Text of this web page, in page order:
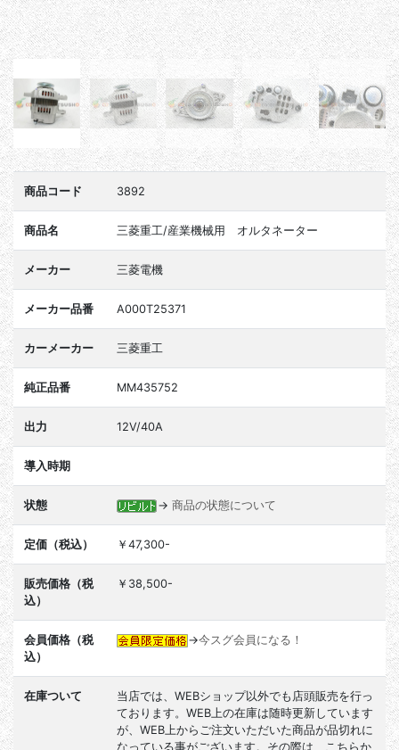
商品コード 3892
商品名 三菱重工/産業機械用 オルタネーター
メーカー 三菱電機
メーカー品番 A000T25371
カーメーカー 三菱重工
純正品番 MM435752
出力 12V/40A
導入時期
状態 → 商品の状態について
定価（税込） ￥47,300-
販売価格（税
込）
￥38,500-
会員価格（税
込）
→今スグ会員になる！
在庫ついて
当店では、WEBショップ以外でも店頭販売を行っ
ております。WEB上の在庫は随時更新しています
が、WEB上からご注文いただいた商品が品切れに
なっている事がございます。その際は、こちらか